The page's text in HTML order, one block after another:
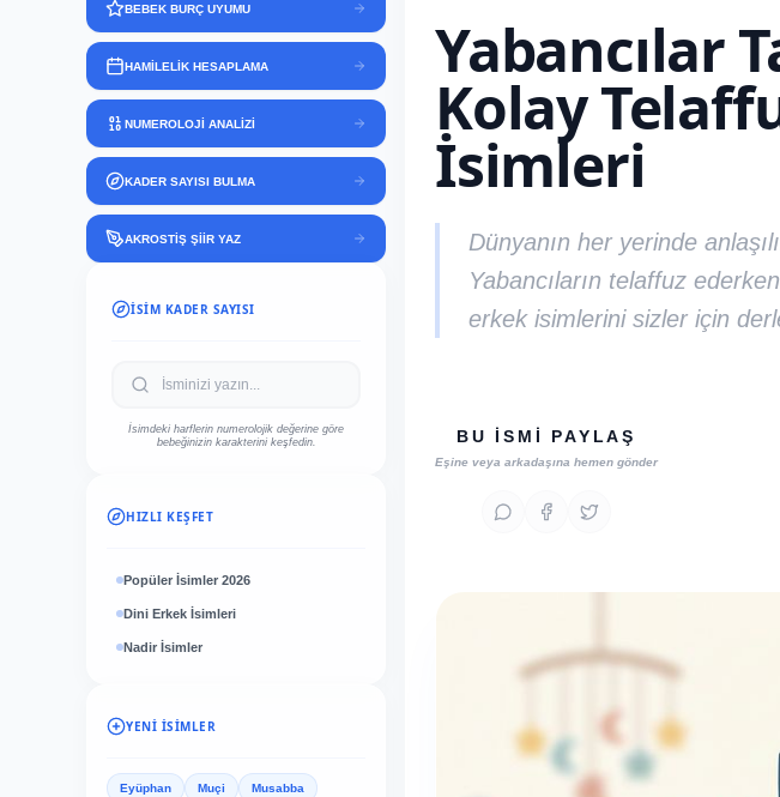
BEBEK BURÇ UYUMU
HAMİLELİK HESAPLAMA
NUMEROLOJİ ANALİZİ
KADER SAYISI BULMA
AKROSTİŞ ŞİİR YAZ
İSIM KADER SAYISI
İsimdeki harflerin numerolojik değerine göre
bebeğinizin karakterini keşfedin.
HIZLI KEŞFET
Popüler İsimler 2026
Dini Erkek İsimleri
Nadir İsimler
YENI İSIMLER
Eyüphan Muçi Musabba
Yabancılar
Kolay
İsimleri
Dünyanın her yerinde
Yabancıların telaffuz
erkek isimlerini sizler için
BU İSMI PAYLAŞ
Eşine veya arkadaşına hemen gönder